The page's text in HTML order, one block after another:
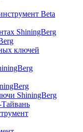
Beta
ShiningBerg
ключей
ShiningBerg